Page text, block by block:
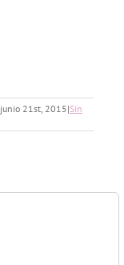
junio 21st, 2015|Sin